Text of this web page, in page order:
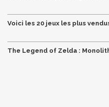
Voici les 20 jeux les plus
The Legend of Zelda :